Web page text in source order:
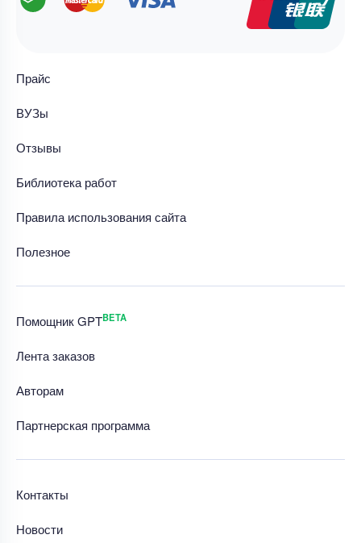
Прайс
ВУЗы
Отзывы
Библиотека работ
Правила использования сайта
Полезное
Помощник GPTBETA
Лента заказов
Авторам
Партнерская программа
Контакты
Новости